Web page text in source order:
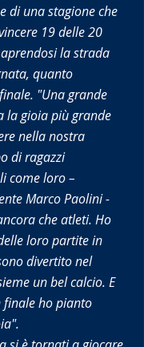
di una stagione che
19 delle 20
la strada
quanto
"Una grande
la gioia più grande
nella nostra
di ragazzi
come loro –
Marco Paolini -
che atleti. Ho
loro partite in
divertito nel
un bel calcio. E
ho pianto